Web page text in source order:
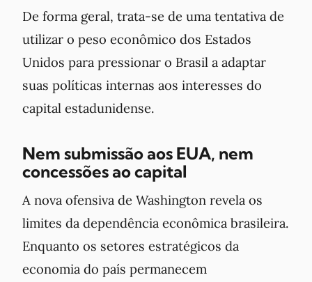
De forma geral, trata-se de uma tentativa de
utilizar o peso econômico dos Estados
Unidos para pressionar o Brasil a adaptar
suas políticas internas aos interesses do
capital estadunidense.
Nem submissão aos EUA, nem
concessões ao capital
A nova ofensiva de Washington revela os
limites da dependência econômica brasileira.
Enquanto os setores estratégicos da
economia do país permanecem